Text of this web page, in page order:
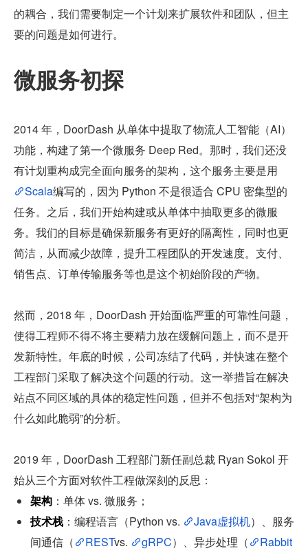
的耦合，我们需要制定一个计划来扩展软件和团队，但主
要的问题是如何进行。
微服务初探
2014 年，DoorDash 从单体中提取了物流人工智能（AI）
功能，构建了第一个微服务 Deep Red。那时，我们还没
有计划重构成完全面向服务的架构，这个服务主要是用
Scala编写的，因为 Python 不是很适合 CPU 密集型的
任务。之后，我们开始构建或从单体中抽取更多的微服
务。我们的目标是确保新服务有更好的隔离性，同时也更
简洁，从而减少故障，提升工程团队的开发速度。支付、
销售点、订单传输服务等也是这个初始阶段的产物。
然而，2018 年，DoorDash 开始面临严重的可靠性问题，
使得工程师不得不将主要精力放在缓解问题上，而不是开
发新特性。年底的时候，公司冻结了代码，并快速在整个
工程部门采取了解决这个问题的行动。这一举措旨在解决
站点不同区域的具体的稳定性问题，但并不包括对“架构为
什么如此脆弱”的分析。
2019 年，DoorDash 工程部门新任副总裁 Ryan Sokol 开
始从三个方面对软件工程做深刻的反思：
架构 ：单体 vs. 微服务；
技术栈 ：编程语言（Python vs. Java虚拟机）、服务
间通信（
RESTvs. gRPC）、异步处理（
Rabbit